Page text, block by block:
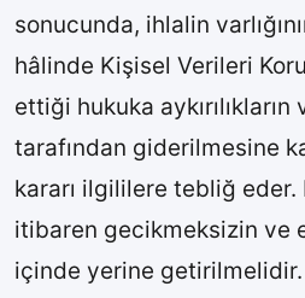
sonucunda, ihlalin
hâlinde Kişisel Verileri
ettiği hukuka
tarafından giderilmesine
kararı ilgililere tebliğ
itibaren gecikmeksizin ve
içinde yerine getirilmelidir.